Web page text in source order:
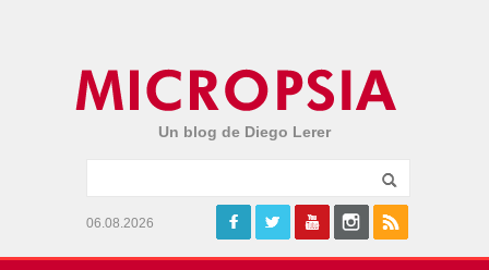
Un blog de Diego Lerer
06.08.2026